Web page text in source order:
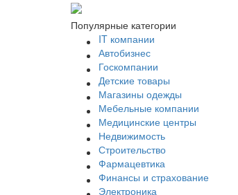
Популярные категории
IT компании
Автобизнес
Госкомпании
Детские товары
Магазины одежды
Мебельные компании
Медицинские центры
Недвижимость
Строительство
Фармацевтика
Финансы и страхование
Электроника